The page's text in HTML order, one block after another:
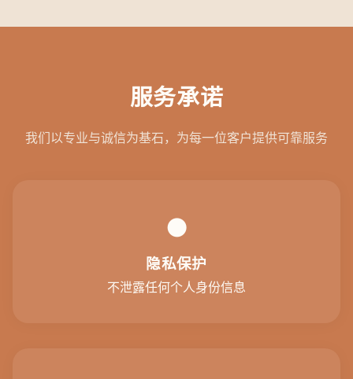
服务承诺
我们以专业与诚信为基石，为每一位客户提供可靠服务
●
隐私保护
不泄露任何个人身份信息